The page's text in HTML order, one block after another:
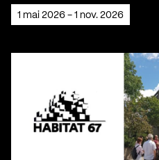
1 mai 2026 - 1 nov. 2026